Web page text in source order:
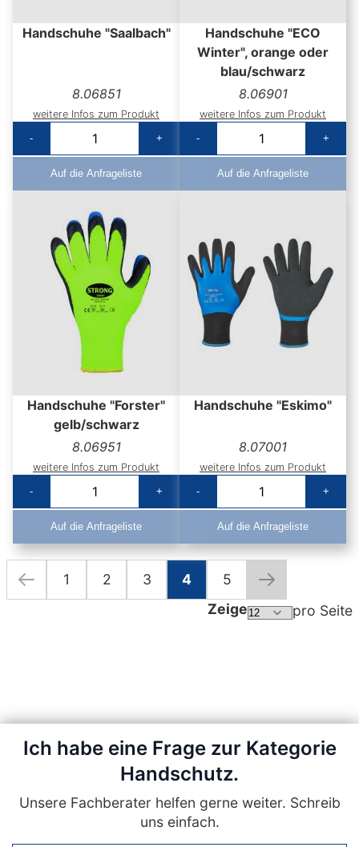
Handschuhe "Saalbach"
8.06851
weitere Infos zum Produkt
-
+
Auf die Anfrageliste
Handschuhe "ECO
Winter", orange oder
blau/schwarz
8.06901
weitere Infos zum Produkt
-
+
Auf die Anfrageliste
Handschuhe "Forster"
gelb/schwarz
8.06951
weitere Infos zum Produkt
-
+
Auf die Anfrageliste
Handschuhe "Eskimo"
8.07001
weitere Infos zum Produkt
-
+
Auf die Anfrageliste
SeiteSeite
ZurückSeite
1 Seite
2 Seite
3 Sie lesen gerade die
4 Seite
5 Seite
Weiter
Zeige
pro Seite
Ich habe eine Frage zur Kategorie
Handschutz.
Unsere Fachberater helfen gerne weiter. Schreib
uns einfach.